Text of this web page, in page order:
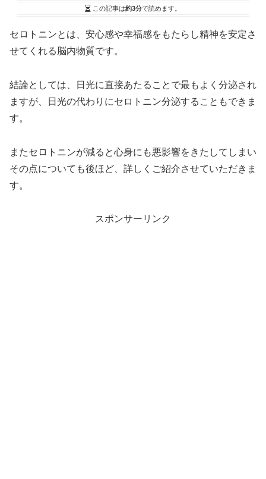
この記事は約3分で読めます。
セロトニンとは、安心感や幸福感をもたらし精神を安定さ
せてくれる脳内物質です。
結論としては、日光に直接あたることで最もよく分泌され
ますが、日光の代わりにセロトニン分泌することもできま
す。
またセロトニンが減ると心身にも悪影響をきたしてしまい
その点について も後ほど、 詳しく ご紹介させていただきま
す。
スポンサーリンク